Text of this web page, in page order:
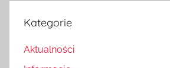
Kategorie
Aktualności